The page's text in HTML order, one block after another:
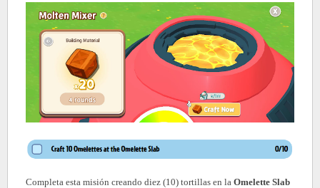
Completa esta misión creando diez (10) tortillas en la Omelette Slab